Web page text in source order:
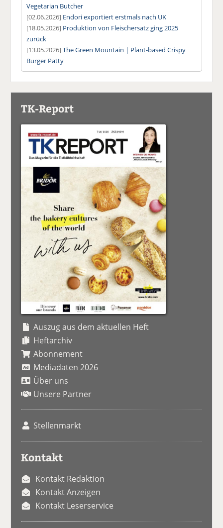
Vegetarian Butcher
[02.06.2026] Endori exportiert erstmals nach UK
[18.05.2026] Produktion von Fleischersatz ging 2025
zurück
[13.05.2026]The Green Mountain | Plant-based Crispy
Burger Patty
TK-Report
Auszug aus dem aktuellen Heft
Heftarchiv
Abonnement
Mediadaten 2026
Über uns
Unsere Partner
Stellenmarkt
Kontakt
Kontakt Redaktion
Kontakt Anzeigen
Kontakt Leserservice